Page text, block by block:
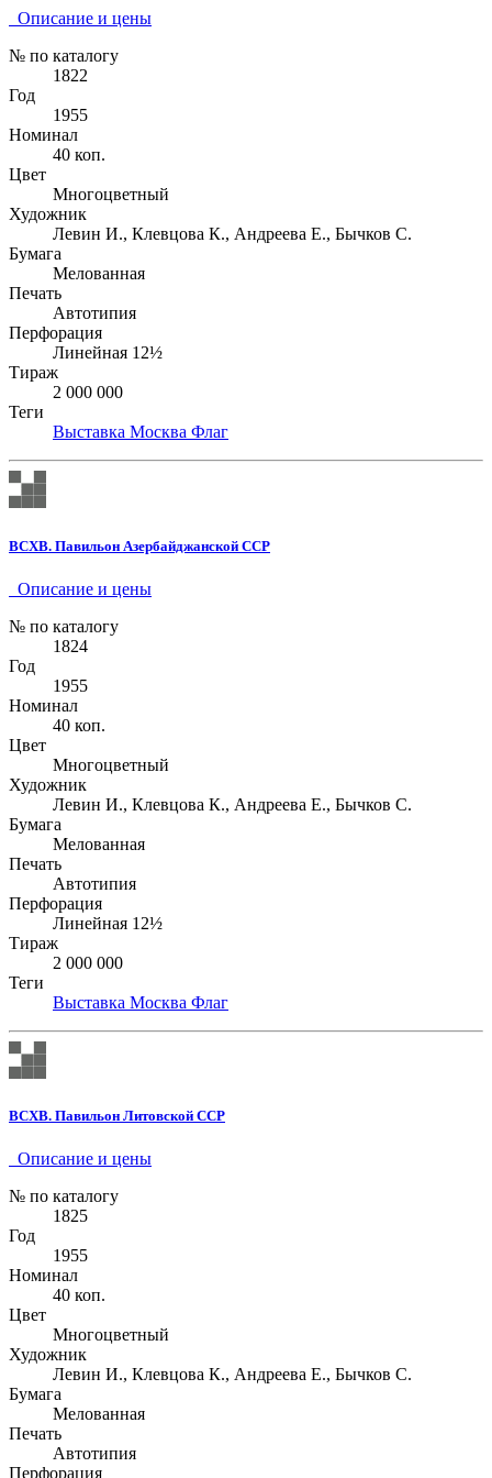
Описание и цены
№ по каталогу
1822
Год
1955
Номинал
40 коп.
Цвет
Многоцветный
Художник
Левин И., Клевцова К., Андреева Е., Бычков С.
Бумага
Мелованная
Печать
Автотипия
Перфорация
Линейная 12½
Тираж
2 000 000
Теги
Выставка Москва Флаг
ВСХВ. Павильон Азербайджанской ССР
Описание и цены
№ по каталогу
1824
Год
1955
Номинал
40 коп.
Цвет
Многоцветный
Художник
Левин И., Клевцова К., Андреева Е., Бычков С.
Бумага
Мелованная
Печать
Автотипия
Перфорация
Линейная 12½
Тираж
2 000 000
Теги
Выставка Москва Флаг
ВСХВ. Павильон Литовской ССР
Описание и цены
№ по каталогу
1825
Год
1955
Номинал
40 коп.
Цвет
Многоцветный
Художник
Левин И., Клевцова К., Андреева Е., Бычков С.
Бумага
Мелованная
Печать
Автотипия
Перфорация